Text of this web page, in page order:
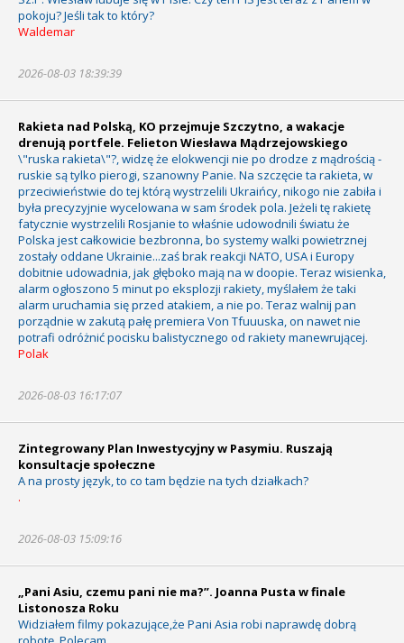
pokoju? Jeśli tak to który?
Waldemar
2026-08-03 18:39:39
Rakieta nad Polską, KO przejmuje Szczytno, a wakacje
drenują portfele. Felieton Wiesława Mądrzejowskiego
\"ruska rakieta\"?, widzę że elokwencji nie po drodze z mądrością -
ruskie są tylko pierogi, szanowny Panie. Na szczęcie ta rakieta, w
przeciwieństwie do tej którą wystrzelili Ukraińcy, nikogo nie zabiła i
była precyzyjnie wycelowana w sam środek pola. Jeżeli tę rakietę
fatycznie wystrzelili Rosjanie to właśnie udowodnili światu że
Polska jest całkowicie bezbronna, bo systemy walki powietrznej
zostały oddane Ukrainie...zaś brak reakcji NATO, USA i Europy
dobitnie udowadnia, jak głęboko mają na w doopie. Teraz wisienka,
alarm ogłoszono 5 minut po eksplozji rakiety, myślałem że taki
alarm uruchamia się przed atakiem, a nie po. Teraz walnij pan
porządnie w zakutą pałę premiera Von Tfuuuska, on nawet nie
potrafi odróżnić pocisku balistycznego od rakiety manewrującej.
Polak
2026-08-03 16:17:07
Zintegrowany Plan Inwestycyjny w Pasymiu. Ruszają
konsultacje społeczne
A na prosty język, to co tam będzie na tych działkach?
.
2026-08-03 15:09:16
„Pani Asiu, czemu pani nie ma?”. Joanna Pusta w finale
Listonosza Roku
Widziałem filmy pokazujące,że Pani Asia robi naprawdę dobrą